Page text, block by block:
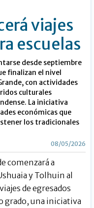
viajes
escuelas
desde septiembre
finalizan el nivel
con actividades
culturales
La iniciativa
económicas que
los tradicionales
08/05/2026
comenzará a
y Tolhuin al
de egresados
grado, una iniciativa